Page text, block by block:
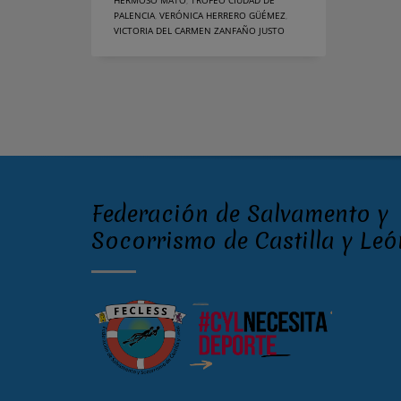
PALENCIA, VERÓNICA HERRERO GÜÉMEZ,
VICTORIA DEL CARMEN ZANFAÑO JUSTO
Federación de Salvamento y
Socorrismo de Castilla y